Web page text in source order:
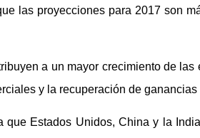
las proyecciones para 2017 son
a un mayor crecimiento de
y la recuperación de ganancias
que Estados Unidos, China y la